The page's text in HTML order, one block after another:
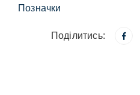
Позначки
Поділитись: